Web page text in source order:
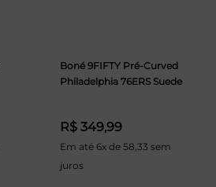
Boné 9FIFTY Pré-Curved
Philadelphia 76ERS Suede
R$ 349,99
Em até 6x de 58,33 sem
juros